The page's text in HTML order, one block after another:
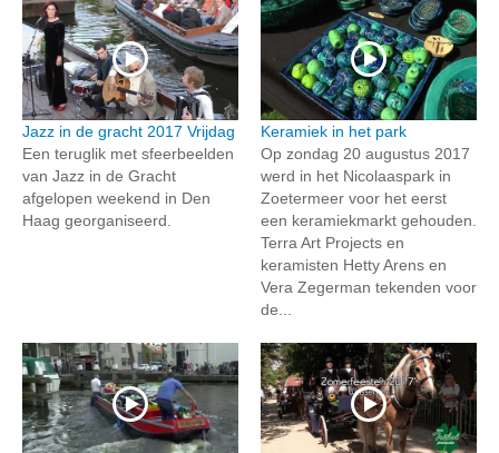
Jazz in de gracht 2017 Vrijdag
Een teruglik met sfeerbeelden
van Jazz in de Gracht
afgelopen weekend in Den
Haag georganiseerd.
Keramiek in het park
Op zondag 20 augustus 2017
werd in het Nicolaaspark in
Zoetermeer voor het eerst
een keramiekmarkt gehouden.
Terra Art Projects en
keramisten Hetty Arens en
Vera Zegerman tekenden voor
de...